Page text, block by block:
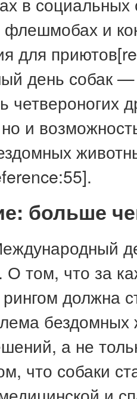
флешмобах и
для
день собак —
четвероногих
и
больше
О том, что за
должна
бездомных
а не
что собаки